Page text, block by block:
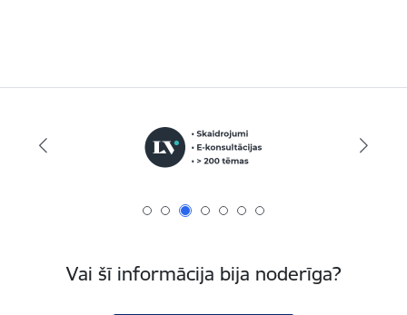
Vai šī informācija bija noderīga?